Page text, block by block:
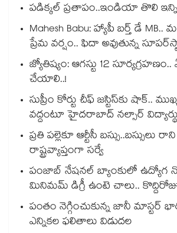
పడిక్కల్‌‌ ప్రతాపం..ఇండియా తొలి
Mahesh Babu: హ్యాపీ బర్త్ డే
ప్రేమ వర్షం.. ఫిదా అవుతున్న
జ్యోతిష్యం: ఆగస్టు 12
చేయాలి..!
సుప్రీం కోర్టు చీఫ్ జస్టిస్⁭కు షాక్..
వద్దంటూ హైదరాబాద్ నల్సార్
ప్రతి పల్లెకూ ఆర్టీసీ బస్సు..బస్సులు
రాష్ట్రవ్యాప్తంగా సర్వే
పంజాబ్ నేషనల్ బ్యాంకులో ఉద్యోగ
మినిమమ్ డిగ్రీ ఉంటె చాలు..
పంతం నెగ్గించుకున్న జానీ మాస్టర్
ఎన్నికల ఫలితాలు విడుదల